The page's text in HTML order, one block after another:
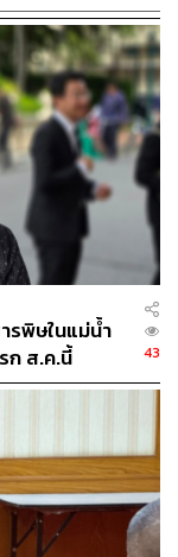
ว หรือความแค้น
เรียกใช้บริการ
ที่ฝ่ายค้านเด็ด
ค้าน ไม่ใช่ฝ่าย
ะเดินไปด้วยกัน
ายคอยนั้น ร.อ.
ะทำหน้าที่ฝ่าย
นฝ่ายค้าน โดย
วามแค้น เป็น
ที่ไปผิดทางใน
รพรรคชุดใหม่
ป้าหมายให้ได้
เชี่ยวชาญ ให้รับ
ญหาด้วย
พิษในแม่น้ำ
ก ส.ค.นี้
43